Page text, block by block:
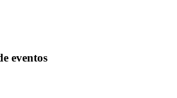
eventos